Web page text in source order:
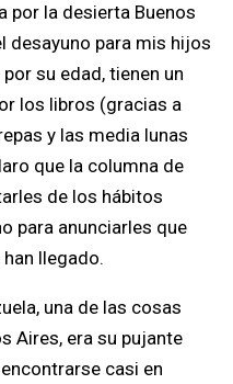
desayuno para mis hijos
su edad, tienen un
los libros (gracias a
y las media lunas
que la columna de
de los hábitos
para anunciarles que
llegado.
una de las cosas
Aires, era su pujante
casi en